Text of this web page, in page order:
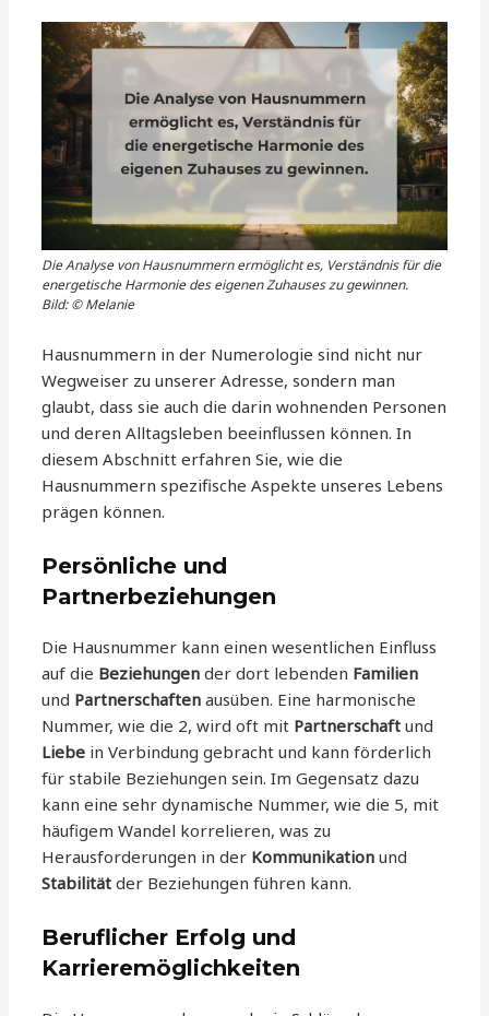
Die Analyse von Hausnummern ermöglicht es, Verständnis für die
energetische Harmonie des eigenen Zuhauses zu gewinnen.
Bild: © Melanie
Hausnummern in der Numerologie sind nicht nur
Wegweiser zu unserer Adresse, sondern man
glaubt, dass sie auch die darin wohnenden Personen
und deren Alltagsleben beeinflussen können. In
diesem Abschnitt erfahren Sie, wie die
Hausnummern spezifische Aspekte unseres Lebens
prägen können.
Persönliche und
Partnerbeziehungen
Die Hausnummer kann einen wesentlichen Einfluss
auf die Beziehungen der dort lebenden Familien
und Partnerschaften ausüben. Eine harmonische
Nummer, wie die 2, wird oft mit Partnerschaft und
Liebe in Verbindung gebracht und kann förderlich
für stabile Beziehungen sein. Im Gegensatz dazu
kann eine sehr dynamische Nummer, wie die 5, mit
häufigem Wandel korrelieren, was zu
Herausforderungen in der Kommunikation und
Stabilität der Beziehungen führen kann.
Beruflicher Erfolg und
Karrieremöglichkeiten